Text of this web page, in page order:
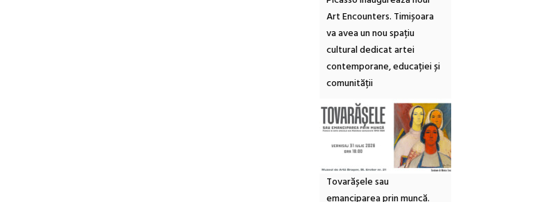
Art Encounters. Timișoara
va avea un nou spațiu
cultural dedicat artei
contemporane, educației și
comunității
Tovarășele sau